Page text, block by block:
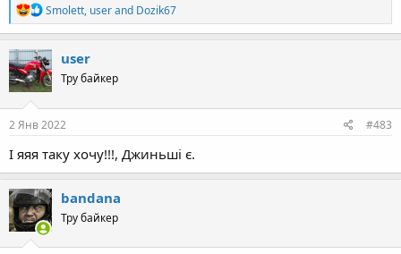
R
e
a
c
t
i
o
n
s
Smolett, userand Dozik67
user
Тру байкер
2 Янв 2022 #483
І яяя таку хочу!!!, Джиньші є.
bandana
Тру байкер